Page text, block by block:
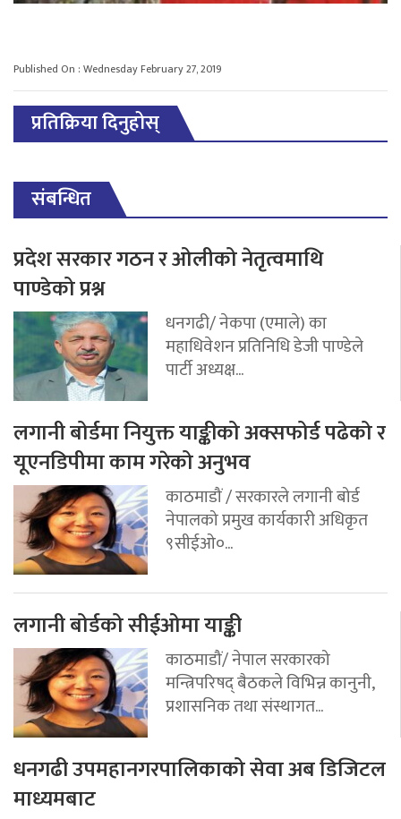
Published On : Wednesday February 27, 2019
प्रतिक्रिया दिनुहोस्
संबन्धित
प्रदेश सरकार गठन र ओलीको नेतृत्वमाथि
पाण्डेको प्रश्न
धनगढी/ नेकपा (एमाले) का
महाधिवेशन प्रतिनिधि डेजी पाण्डेले
पार्टी अध्यक्ष...
लगानी बोर्डमा नियुक्त याङ्कीको अक्सफोर्ड पढेको र
यूएनडिपीमा काम गरेको अनुभव
काठमाडौं / सरकारले लगानी बोर्ड
नेपालको प्रमुख कार्यकारी अधिकृत
९सीईओ०...
लगानी बोर्डको सीईओमा याङ्की
काठमाडौं/ नेपाल सरकारको
मन्त्रिपरिषद् बैठकले विभिन्न कानुनी,
प्रशासनिक तथा संस्थागत...
धनगढी उपमहानगरपालिकाको सेवा अब डिजिटल
माध्यमबाट